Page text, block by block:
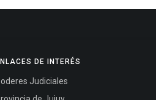
DE INTERÉS
Judiciales